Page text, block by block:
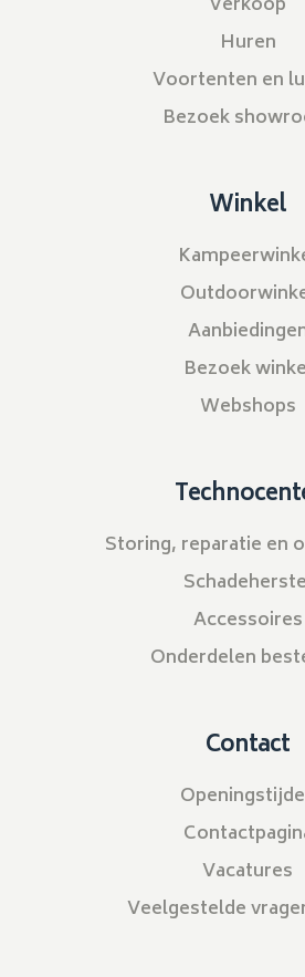
Huren
Voortenten en
Bezoek
Winkel
Bezoek
Webshops
Storing, reparatie en
Accessoires
Onderdelen
Contact
Vacatures
Veelgestelde